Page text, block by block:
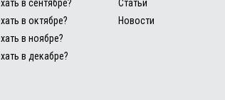
в сентябре?
в октябре?
в ноябре?
в декабре?
Статьи
Новости